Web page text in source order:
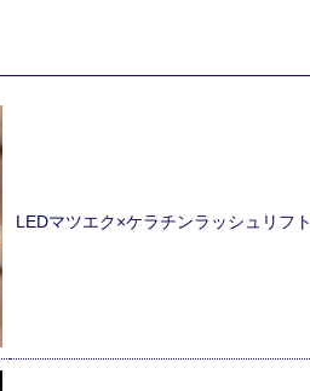
LEDマツエク×ケラチンラッシュリフト